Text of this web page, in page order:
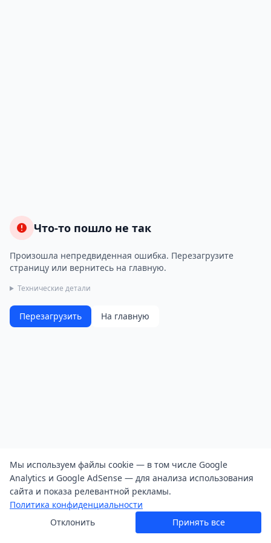
Что-то пошло не так
Произошла непредвиденная ошибка. Перезагрузите
страницу или вернитесь на главную.
Технические детали
Перезагрузить На главную
Мы используем файлы cookie — в том числе Google
Analytics и Google AdSense — для анализа использования
сайта и показа релевантной рекламы.
Политика конфиденциальности
Отклонить
Принять все